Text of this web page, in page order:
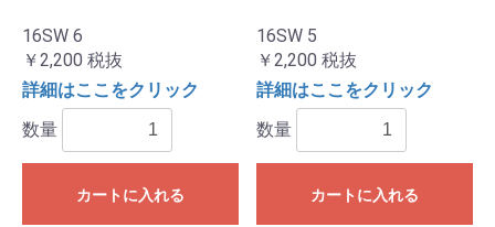
16SW 6
￥2,200 税抜
詳細はここをクリック
数量
カートに入れる
16SW 5
￥2,200 税抜
詳細はここをクリック
数量
カートに入れる